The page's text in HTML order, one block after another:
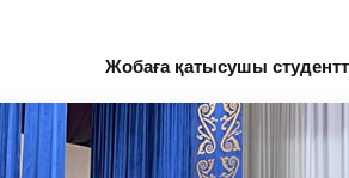
Жобаға қатысушы